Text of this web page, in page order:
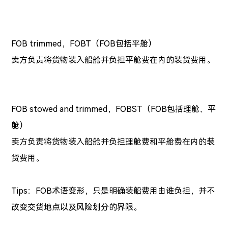
FOB trimmed，FOBT（FOB包括平舱）
卖方负责将货物装入船舱并负担平舱费在内的装货费用。
FOB stowed and trimmed，FOBST（FOB包括理舱、平
舱）
卖方负责将货物装入船舱并负担理舱费和平舱费在内的装
货费用。
Tips：FOB术语变形，只是明确装船费用由谁负担，并不
改变交货地点以及风险划分的界限。